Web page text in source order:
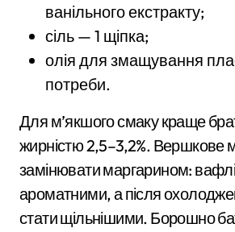
ванільного екстракту;
сіль — 1 щіпка;
олія для змащування
потреби.
Для м’якшого смаку краще
жирністю 2,5–3,2%. Вершкове
замінювати маргарином:
ароматними, а після
стати щільнішими. Борошно